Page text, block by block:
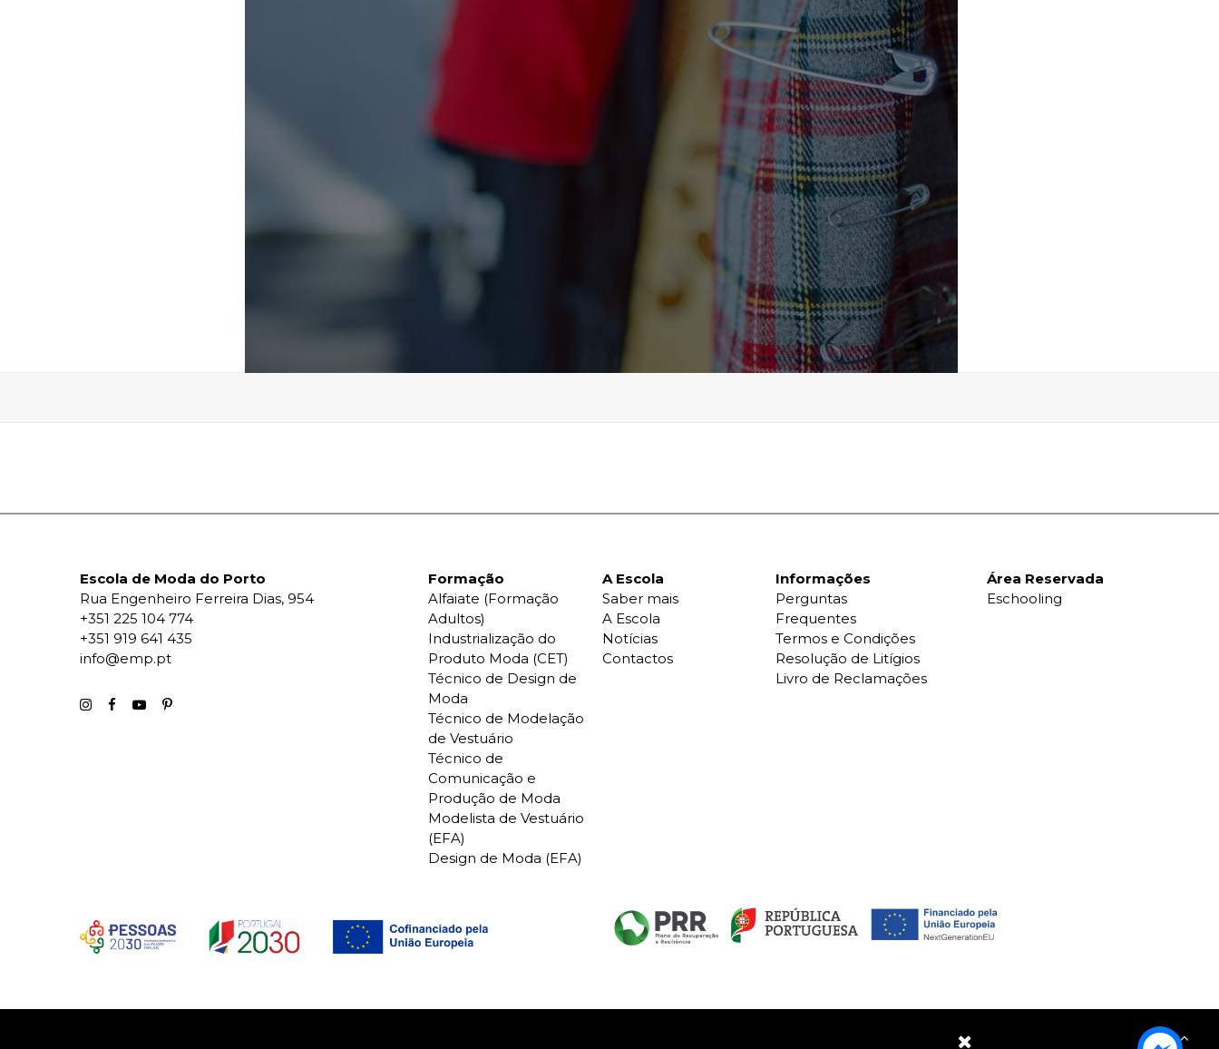
Escola de Moda do Porto
Rua Engenheiro Ferreira Dias, 954
+351 225 104 774
+351 919 641 435
info@emp.pt
Formação
Alfaiate (Formação
Adultos)
Industrialização do
Produto Moda (CET)
Técnico de Design de
Moda
Técnico de Modelação
de Vestuário
Técnico de
Comunicação e
Produção de Moda
Modelista de Vestuário
(EFA)
Design de Moda (EFA)
A Escola
Saber mais
A Escola
Notícias
Contactos
Informações
Perguntas
Frequentes
Termos e Condições
Resolução de Litígios
Livro de Reclamações
Área Reservada
Eschooling